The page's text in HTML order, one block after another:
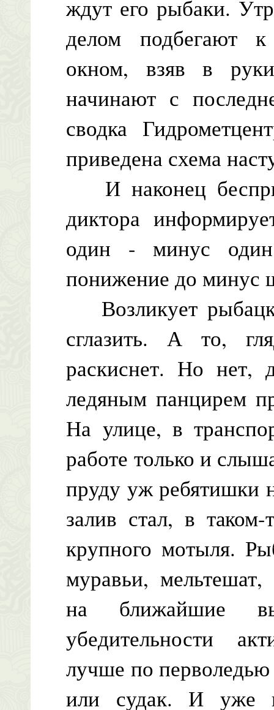
ждут его рыбаки.
делом подбегают
окном, взяв в
начинают с
сводка
приведена схема
И наконец
диктора
один - минус
понижение до минус
Возликует
сглазить. А то,
раскиснет. Но нет,
ледяным панцирем
На улице, в
работе только и
пруду уж ребятишки
залив стал, в
крупного мотыля.
муравьи, мельтешат,
на ближайшие
убедительности
лучше по
или судак. И уже